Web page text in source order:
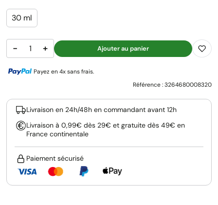
30 ml
− + Ajouter au panier
Payez en 4x sans frais.
Référence :3264680008320
Livraison en 24h/48h en commandant avant 12h
Livraison à 0,99€ dès 29€ et gratuite dès 49€ en
France continentale
Paiement sécurisé